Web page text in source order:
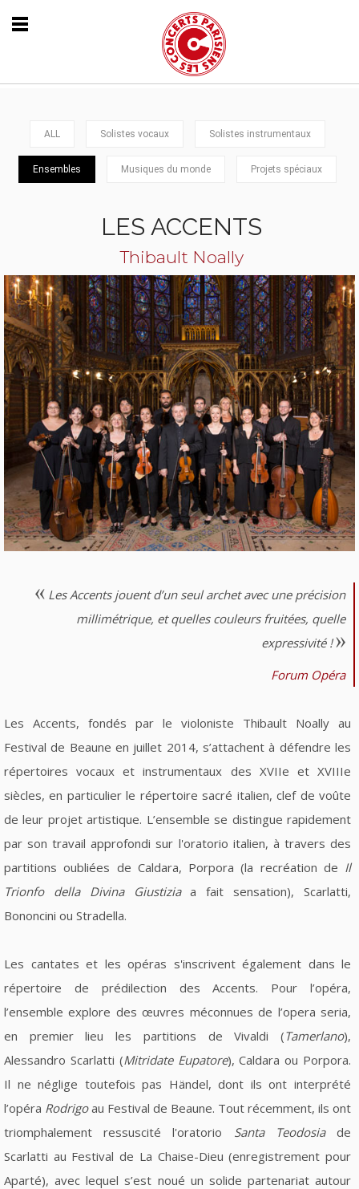
ALL Solistes vocaux Solistes instrumentaux
Ensembles Musiques du monde Projets spéciaux
LES ACCENTS
Thibault Noally
Les Accents jouent d’un seul archet avec une précision
millimétrique, et quelles couleurs fruitées, quelle
expressivité !
Forum Opéra
Les Accents, fondés par le violoniste Thibault Noally au
Festival de Beaune en juillet 2014, s’attachent à défendre les
répertoires vocaux et instrumentaux des XVIIe et XVIIIe
siècles, en particulier le répertoire sacré italien, clef de voûte
de leur projet artistique. L’ensemble se distingue rapidement
par son travail approfondi sur l'oratorio italien, à travers des
partitions oubliées de Caldara, Porpora (la recréation de Il
Trionfo della Divina Giustiziaa fait sensation), Scarlatti,
Bononcini ou Stradella.
Les cantates et les opéras s'inscrivent également dans le
répertoire de prédilection des Accents. Pour l’opéra,
l’ensemble explore des œuvres méconnues de l’opera seria,
en premier lieu les partitions de Vivaldi (Tamerlano),
Alessandro Scarlatti (Mitridate Eupatore), Caldara ou Porpora.
Il ne néglige toutefois pas Händel, dont ils ont interprété
l’opéra Rodrigoau Festival de Beaune. Tout récemment, ils ont
triomphalement ressuscité l'oratorio Santa Teodosiade
Scarlatti au Festival de La Chaise-Dieu (enregistrement pour
Aparté), avec lequel s’est noué un solide partenariat autour